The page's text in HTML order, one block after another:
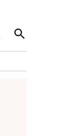
Open
Search